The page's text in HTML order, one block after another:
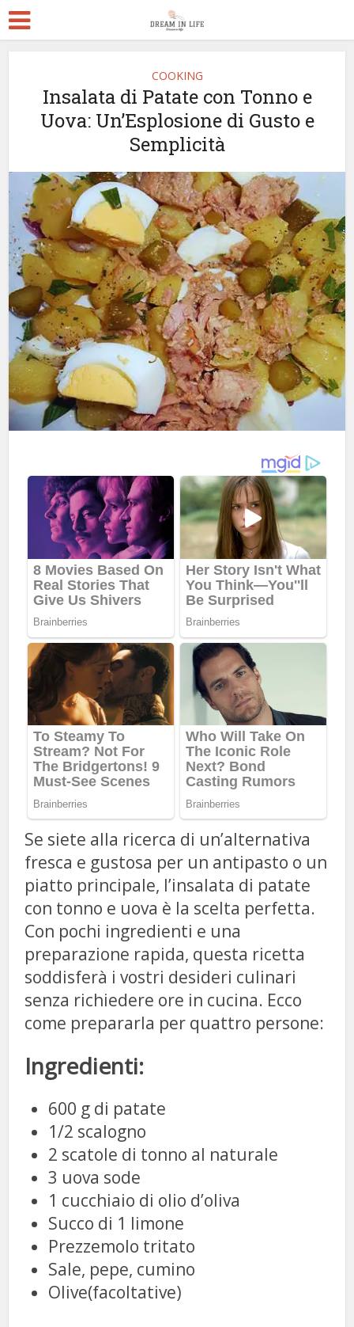
COOKING
Insalata di Patate con Tonno e
Uova: Un’Esplosione di Gusto e
Semplicità
Se siete alla ricerca di un’alternativa
fresca e gustosa per un antipasto o un
piatto principale, l’insalata di patate
con tonno e uova è la scelta perfetta.
Con pochi ingredienti e una
preparazione rapida, questa ricetta
soddisferà i vostri desideri culinari
senza richiedere ore in cucina. Ecco
come prepararla per quattro persone:
Ingredienti:
600 g di patate
1/2 scalogno
2 scatole di tonno al naturale
3 uova sode
1 cucchiaio di olio d’oliva
Succo di 1 limone
Prezzemolo tritato
Sale, pepe, cumino
Olive(facoltative)